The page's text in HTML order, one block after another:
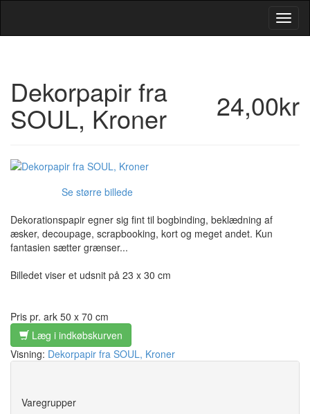
24,00kr
Dekorpapir fra
SOUL, Kroner
Se større billede
Dekorationspapir egner sig fint til bogbinding, beklædning af
æsker, decoupage, scrapbooking, kort og meget andet. Kun
fantasien sætter grænser...
Billedet viser et udsnit på 23 x 30 cm
Pris pr. ark 50 x 70 cm
Læg i indkøbskurven
Visning: Dekorpapir fra SOUL, Kroner
Varegrupper